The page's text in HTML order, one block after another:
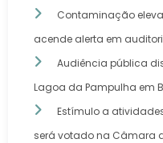
Contaminação
acende alerta em
Audiência pública
Lagoa da Pampulha em
Estímulo a
será votado na Câmara